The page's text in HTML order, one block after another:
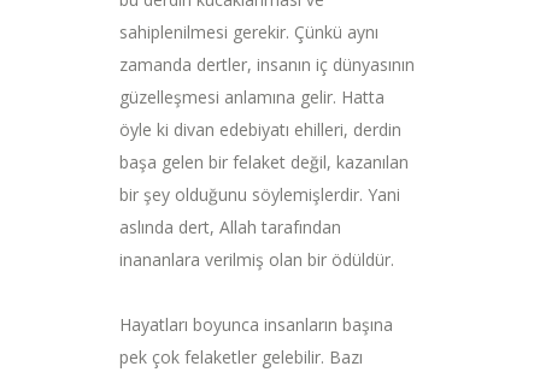
sahiplenilmesi gerekir. Çünkü aynı
zamanda dertler, insanın iç dünyasının
güzelleşmesi anlamına gelir. Hatta
öyle ki divan edebiyatı ehilleri, derdin
başa gelen bir felaket değil, kazanılan
bir şey olduğunu söylemişlerdir. Yani
aslında dert, Allah tarafından
inananlara verilmiş olan bir ödüldür.
Hayatları boyunca insanların başına
pek çok felaketler gelebilir. Bazı